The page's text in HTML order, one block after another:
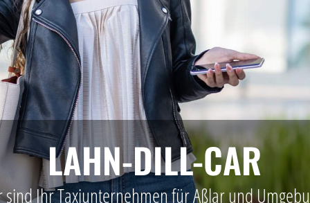
LAHN-DILL-CAR
sind Ihr Taxiunternehmen für Aßlar und